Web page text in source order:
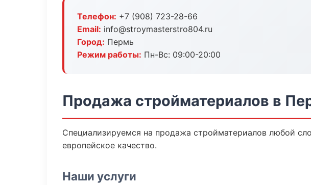
Телефон: +7 (908) 723-28-66
Email: info@stroymasterstro804.ru
Город: Пермь
Режим работы: Пн-Вс: 09:00-20:00
Продажа стройматериалов в
Специализируемся на продажа стройматериалов любой
европейское качество.
Наши услуги